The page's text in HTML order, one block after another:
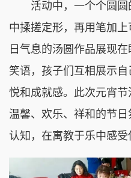
活动中，一个个圆圆
中揉搓定形，再用笔加
日气息的汤圆作品展现
笑语，孩子们互相展示
悦和成就感。此次元宵
温馨、欢乐、祥和的节
认知，在寓教于乐中感受